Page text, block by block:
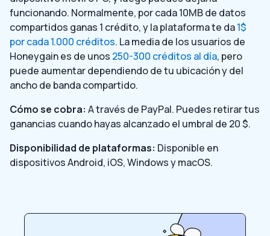
funcionando. Normalmente, por cada 10MB de datos
compartidos ganas 1 crédito, y la plataforma te da1$
por cada 1.000 créditos. La media de los usuarios de
Honeygain es de unos 250-300 créditos al día, pero
puede aumentar dependiendo de tu ubicación y del
ancho de banda compartido.
Cómo se cobra: A través de PayPal. Puedes retirar tus
ganancias cuando hayas alcanzado el umbral de 20 $.
Disponibilidad de plataformas: Disponible en
dispositivos Android, iOS, Windows y macOS.